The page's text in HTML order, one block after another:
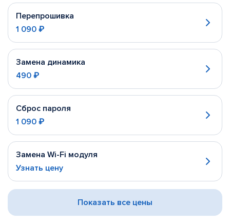
Перепрошивка
1 090 ₽
Замена динамика
490 ₽
Сброс пароля
1 090 ₽
Замена Wi-Fi модуля
Узнать цену
Показать все цены